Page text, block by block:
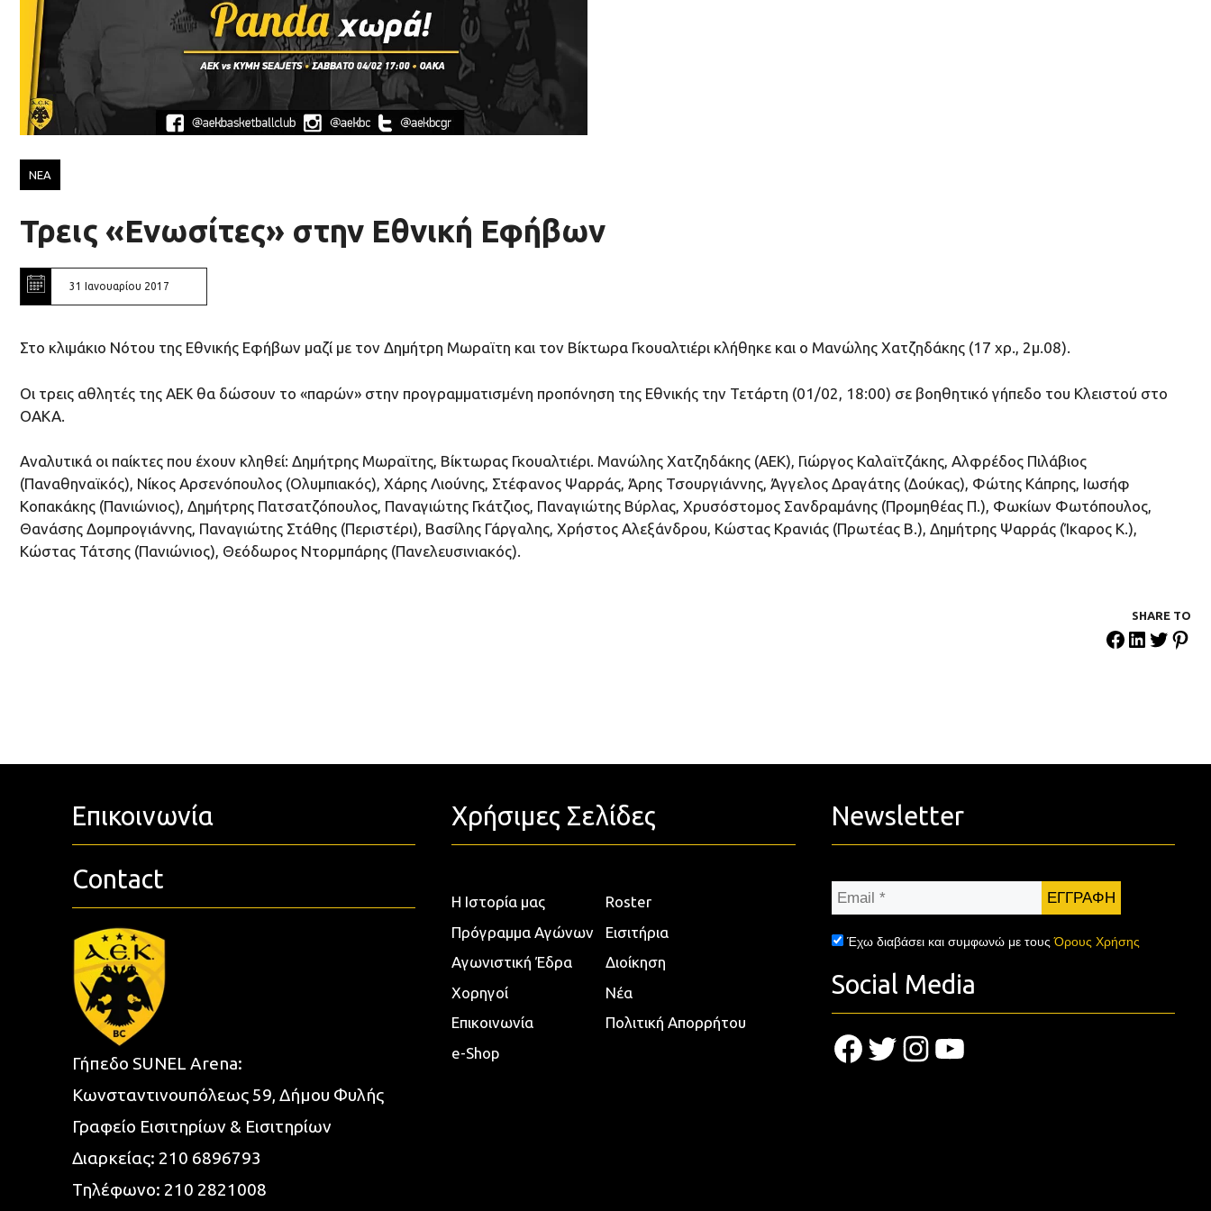
ΝΕΑ
Τρεις «Ενωσίτες» στην Εθνική Εφήβων
31 Ιανουαρίου 2017
Στο κλιμάκιο Νότου της Εθνικής Εφήβων μαζί με τον Δημήτρη Μωραϊτη και τον Βίκτωρα Γκουαλτιέρι κλήθηκε και ο Μανώλης Χατζηδάκης (17 χρ., 2μ.08).
Οι τρεις αθλητές της ΑΕΚ θα δώσουν το «παρών» στην προγραμματισμένη προπόνηση της Εθνικής την Τετάρτη (01/02, 18:00) σε βοηθητικό γήπεδο του Κλειστού στο
ΟΑΚΑ.
Αναλυτικά οι παίκτες που έχουν κληθεί: Δημήτρης Μωραϊτης, Βίκτωρας Γκουαλτιέρι. Μανώλης Χατζηδάκης (ΑΕΚ), Γιώργος Καλαϊτζάκης, Αλφρέδος Πιλάβιος
(Παναθηναϊκός), Νίκος Αρσενόπουλος (Ολυμπιακός), Χάρης Λιούνης, Στέφανος Ψαρράς, Άρης Τσουργιάννης, Άγγελος Δραγάτης (Δούκας), Φώτης Κάπρης, Ιωσήφ
Κοπακάκης (Πανιώνιος), Δημήτρης Πατσατζόπουλος, Παναγιώτης Γκάτζιος, Παναγιώτης Βύρλας, Χρυσόστομος Σανδραμάνης (Προμηθέας Π.), Φωκίων Φωτόπουλος,
Θανάσης Δομπρογιάννης, Παναγιώτης Στάθης (Περιστέρι), Βασίλης Γάργαλης, Χρήστος Αλεξάνδρου, Κώστας Κρανιάς (Πρωτέας Β.), Δημήτρης Ψαρράς (Ίκαρος Κ.),
Κώστας Τάτσης (Πανιώνιος), Θεόδωρος Ντορμπάρης (Πανελευσινιακός).
SHARE ΤΟ
Επικοινωνία
Contact
Γήπεδο SUNEL Arena:
Κωνσταντινουπόλεως 59, Δήμου Φυλής
Γραφείο Εισιτηρίων & Εισιτηρίων
Διαρκείας: 210 6896793
Τηλέφωνο: 210 2821008
Χρήσιμες Σελίδες
Η Ιστορία μας
Roster
Πρόγραμμα Αγώνων
Εισιτήρια
Αγωνιστική Έδρα
Διοίκηση
Χορηγοί
Νέα
Επικοινωνία
Πολιτική Απορρήτου
e-Shop
Newsletter
Email
Έχω διαβάσει και συμφωνώ με τουςΌρους Χρήσης
Social Media
Facebook
TwitterInstagram
YouTube